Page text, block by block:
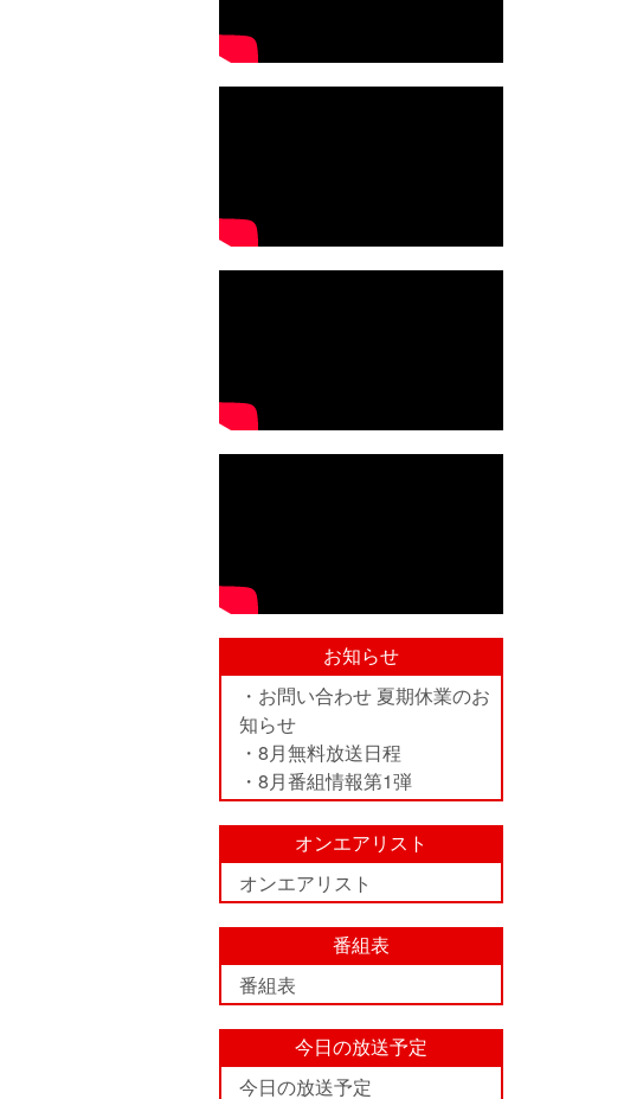
お知らせ
・お問い合わせ 夏期休業のお
知らせ
・8月無料放送日程
・8月番組情報第1弾
オンエアリスト
オンエアリスト
番組表
番組表
今日の放送予定
今日の放送予定